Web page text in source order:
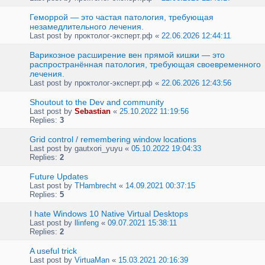
Геморрой — это частая патология, требующая
незамедлительного лечения.
Last post by проктолог-эксперт.рф « 22.06.2026 12:44:11
Варикозное расширение вен прямой кишки — это
распространённая патология, требующая своевременного
лечения.
Last post by проктолог-эксперт.рф « 22.06.2026 12:43:56
Shoutout to the Dev and community
Last post by Sebastian « 25.10.2022 11:19:56
Replies: 3
Grid control / remembering window locations
Last post by gautxori_yuyu « 05.10.2022 19:04:33
Replies: 2
Future Updates
Last post by THambrecht « 14.09.2021 00:37:15
Replies: 5
I hate Windows 10 Native Virtual Desktops
Last post by llinfeng « 09.07.2021 15:38:11
Replies: 2
A useful trick
Last post by VirtuaMan « 15.03.2021 20:16:39